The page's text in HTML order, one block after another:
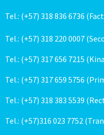
Tel.: (+57) 318 836 6736
Tel.: (+57) 318 220 0007
Tel.: (+57) 317 656 7215
Tel.: (+57) 317 659 5756
Tel.: (+57) 318 383 5539
Tel.: (+57)316 023 7752